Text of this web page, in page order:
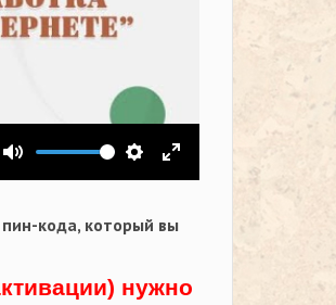
Выключить звукНастройки
На весь экран
кода, который вы
нужно